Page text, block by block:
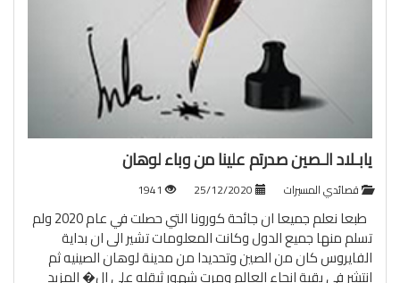
يابـلاد الـصين صدرتم علينا من وباء لوهان
قصائدي المسيرات 1941
طبعا نعلم جميعا ان جائحة كورونا التي حصلت في عام 2020 ولم
تسلم منها جميع الدول وكانت المعلومات تشير الى ان بداية
الفايروس كان من الصين وتحديدا من مدينة لوهان الصينيه ثم
انتشر في بقية انحاء العالم ومرت شهور ثيقله على ال�المزيد